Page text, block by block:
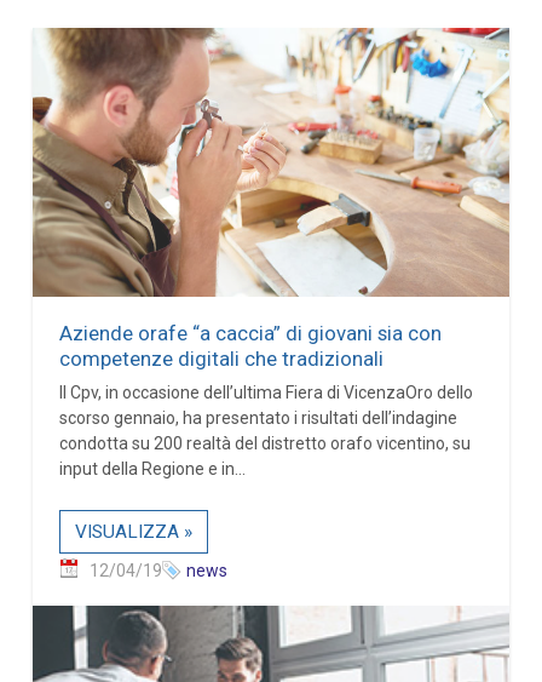
Aziende orafe “a caccia” di giovani sia con
competenze digitali che tradizionali
Il Cpv, in occasione dell’ultima Fiera di VicenzaOro dello
scorso gennaio, ha presentato i risultati dell’indagine
condotta su 200 realtà del distretto orafo vicentino, su
input della Regione e in...
VISUALIZZA »
12/04/19 news